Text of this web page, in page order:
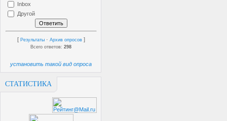
Inbox
Другой
[ Результаты · Архив опросов ]
Всего ответов:298
установить такой вид опроса
СТАТИСТИКА